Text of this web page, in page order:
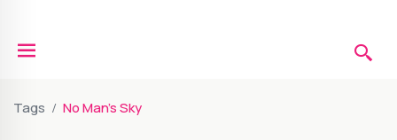
Tags No Man's Sky